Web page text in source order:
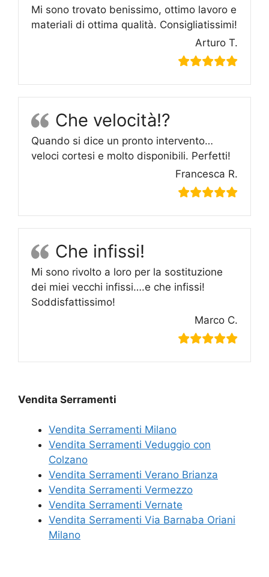
Mi sono trovato benissimo, ottimo lavoro e
materiali di ottima qualità. Consigliatissimi!
Arturo T.
Che velocità!?
Quando si dice un pronto intervento…
veloci cortesi e molto disponibili. Perfetti!
Francesca R.
Che infissi!
Mi sono rivolto a loro per la sostituzione
dei miei vecchi infissi….e che infissi!
Soddisfattissimo!
Marco C.
Vendita Serramenti
Vendita Serramenti Milano
Vendita Serramenti Veduggio con
Colzano
Vendita Serramenti Verano Brianza
Vendita Serramenti Vermezzo
Vendita Serramenti Vernate
Vendita Serramenti Via Barnaba Oriani
Milano